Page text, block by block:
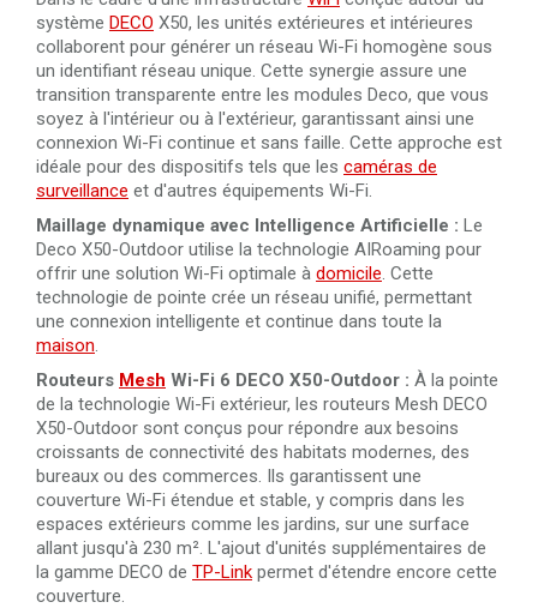
système DECO X50, les unités extérieures et intérieures
collaborent pour générer un réseau Wi-Fi homogène sous
un identifiant réseau unique. Cette synergie assure une
transition transparente entre les modules Deco, que vous
soyez à l'intérieur ou à l'extérieur, garantissant ainsi une
connexion Wi-Fi continue et sans faille. Cette approche est
idéale pour des dispositifs tels que les caméras de
surveillance et d'autres équipements Wi-Fi.
Maillage dynamique avec Intelligence Artificielle : Le
Deco X50-Outdoor utilise la technologie AIRoaming pour
offrir une solution Wi-Fi optimale à domicile. Cette
technologie de pointe crée un réseau unifié, permettant
une connexion intelligente et continue dans toute la
maison.
Routeurs Mesh Wi-Fi 6 DECO X50-Outdoor : À la pointe
de la technologie Wi-Fi extérieur, les routeurs Mesh DECO
X50-Outdoor sont conçus pour répondre aux besoins
croissants de connectivité des habitats modernes, des
bureaux ou des commerces. Ils garantissent une
couverture Wi-Fi étendue et stable, y compris dans les
espaces extérieurs comme les jardins, sur une surface
allant jusqu'à 230 m². L'ajout d'unités supplémentaires de
la gamme DECO de TP-Link permet d'étendre encore cette
couverture.